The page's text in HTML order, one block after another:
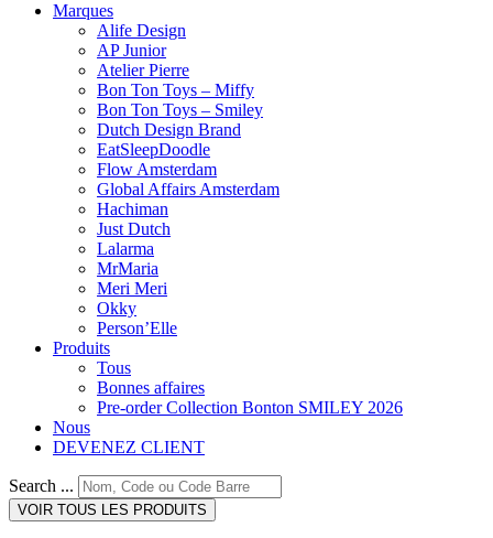
Marques
Alife Design
AP Junior
Atelier Pierre
Bon Ton Toys – Miffy
Bon Ton Toys – Smiley
Dutch Design Brand
EatSleepDoodle
Flow Amsterdam
Global Affairs Amsterdam
Hachiman
Just Dutch
Lalarma
MrMaria
Meri Meri
Okky
Person’Elle
Produits
Tous
Bonnes affaires
Pre-order Collection Bonton SMILEY 2026
Nous
DEVENEZ CLIENT
Search ...
VOIR TOUS LES PRODUITS